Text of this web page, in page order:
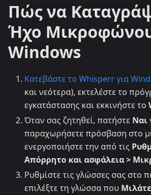
Πώς να
Ήχο
Windows
Κατεβάστε το Whisperr για
και νεότερα), εκτελέστε το
εγκατάστασης και εκκινήστε το
Όταν σας ζητηθεί, πατήστε Ναι
παραχωρήσετε πρόσβαση στο
ενεργοποιήστε την από τις
Απόρρητο και ασφάλεια >
Ρυθμίστε τις γλώσσες σας στο
επιλέξτε τη γλώσσα που Μιλάτε